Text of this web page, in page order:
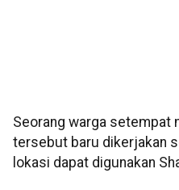
Seorang warga setempat
tersebut baru dikerjakan
lokasi dapat digunakan